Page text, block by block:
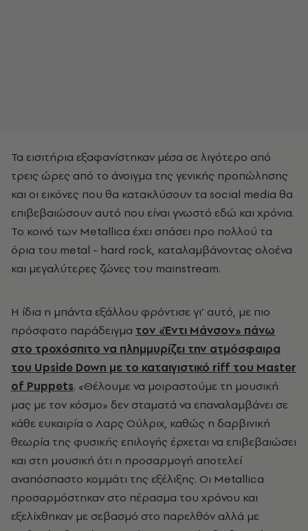
Τα εισιτήρια εξαφανίστηκαν μέσα σε λιγότερο από
τρεις ώρες από το άνοιγμα της γενικής προπώλησης
και οι εικόνες που θα κατακλύσουν τα social media θα
επιβεβαιώσουν αυτό που είναι γνωστό εδώ και χρόνια.
Το κοινό των Metallica έχει σπάσει προ πολλού τα
όρια του metal - hard rock, καταλαμβάνοντας ολοένα
και μεγαλύτερες ζώνες του mainstream.
Η ίδια η μπάντα εξάλλου φρόντισε γι’ αυτό, με πιο
πρόσφατο παράδειγμα τον «Έντι Μάνσον» πάνω
στο τροχόσπιτο να πλημμυρίζει την ατμόσφαιρα
του Upside Down με το καταιγιστικό riff του Master
of Puppets. «Θέλουμε να μοιραστούμε τη μουσική
μας με τον κόσμο» δεν σταματά να επαναλαμβάνει σε
κάθε ευκαιρία ο Λαρς Ούλριχ, καθώς η δαρβινική
θεωρία της φυσικής επιλογής έρχεται να επιβεβαιώσει
και στη μουσική ότι η προσαρμογή αποτελεί
αναπόσπαστο κομμάτι της εξέλιξης. Οι Metallica
προσαρμόστηκαν στο πέρασμα του χρόνου και
εξελίχθηκαν με σεβασμό στο παρελθόν αλλά με